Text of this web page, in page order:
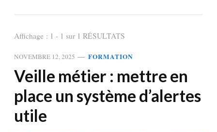
Affichage : 1 - 1 sur 1 RÉSULTATS
NOVEMBRE 12, 2025 FORMATION
Veille métier : mettre en
place un système d’alertes
utile